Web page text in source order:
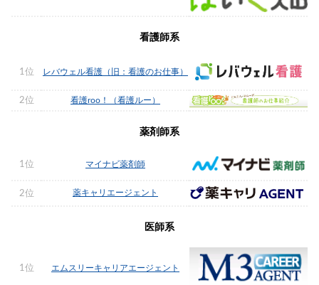
看護師系
1位 レバウェル看護（旧：看護のお仕事）
2位 看護roo！（看護ルー）
薬剤師系
1位 マイナビ薬剤師
2位 薬キャリエージェント
医師系
1位 エムスリーキャリアエージェント